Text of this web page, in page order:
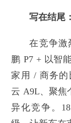
写在结尾：
在竞争激
鹏 P7 + 以智
家用 / 商务
云 A9L、聚焦
异化竞争。